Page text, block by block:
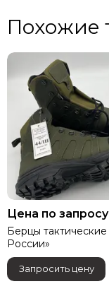
Похожие
Цена по запросу
Берцы
России»
Запросить цену